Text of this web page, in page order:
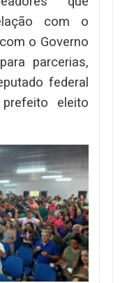
com o
o Governo
parcerias,
federal
eleito